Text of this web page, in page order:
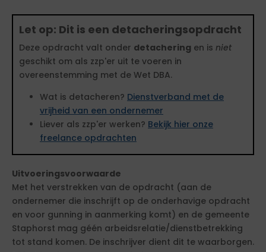
Let op: Dit is een detacheringsopdracht
Deze opdracht valt onder detachering en is niet
geschikt om als zzp'er uit te voeren in
overeenstemming met de Wet DBA.
Wat is detacheren? Dienstverband met de
vrijheid van een ondernemer
Liever als zzp'er werken? Bekijk hier onze
freelance opdrachten
Uitvoeringsvoorwaarde
Met het verstrekken van de opdracht (aan de
ondernemer die inschrijft op de onderhavige opdracht
en voor gunning in aanmerking komt) en de gemeente
Staphorst mag géén arbeidsrelatie/dienstbetrekking
tot stand komen. De inschrijver dient dit te waarborgen.